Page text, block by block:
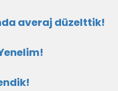
averaj düzelttik!